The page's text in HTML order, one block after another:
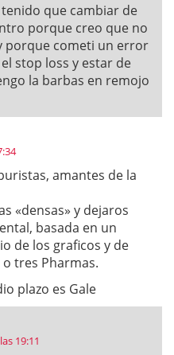
que cambiar de
porque creo que no
porque cometi un error
stop loss y estar de
la barbas en remojo
amantes de la
«densas» y dejaros
basada en un
de los graficos y de
tres Pharmas.
plazo es Gale
19:11